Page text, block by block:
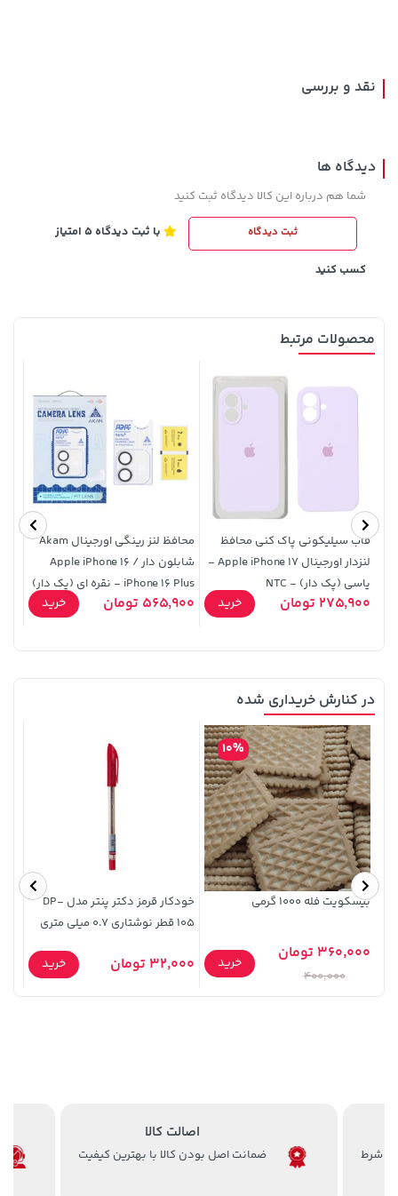
289,900
خرید
3,079,000 تومان
خرید
27,280,000 تومان
1,109,000 تومان
2,679,000 تومان
3,820,000
208,500 تومان
نقد و بررسی
دیدگاه ها
شما هم درباره این کالا دیدگاه ثبت کنید
ثبت دیدگاه با ثبت دیدگاه 5 امتیاز
کسب کنید
محصولات مرتبط
قاب سیلیکونی پاک کنی محافظ
لنزدار اورجینال Apple iPhone 17 -
یاسی (پک دار) - NTC
275,900 تومان خرید
محافظ لنز رینگی اورجینال Akam
شابلون دار Apple iPhone 16 /
iPhone 16 Plus - نقره ای (پک دار)
565,900 تومان خرید
در کنارش خریداری شده
بیسکویت فله 1000 گرمی
10%
360,000 تومان
400,000
خرید
خودکار قرمز دکتر پنتر مدل DP-
105 قطر نوشتاری 0.7 میلی متری
32,000 تومان خرید
اصالت کالا
ضمانت اصل بودن کالا با بهترین کیفیت